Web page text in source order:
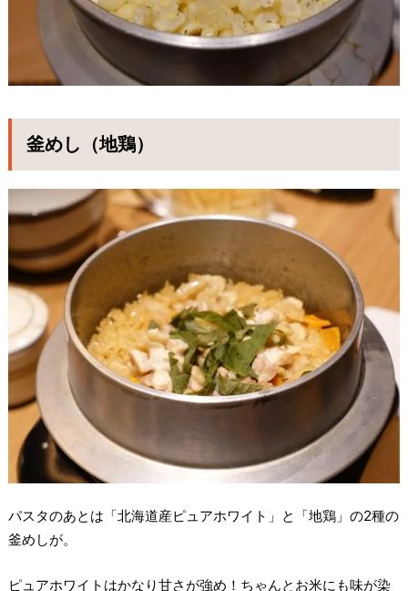
釜めし（地鶏）
パスタのあとは「北海道産ピュアホワイト」と「地鶏」の2種の
釜めしが。
ピュアホワイトはかなり甘さが強め！ちゃんとお米にも味が染